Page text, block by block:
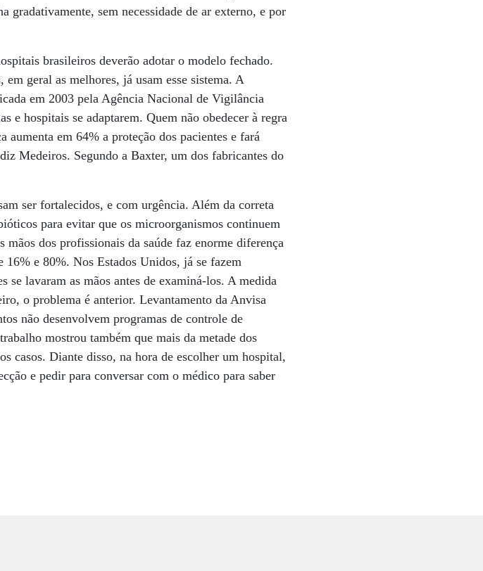
sem necessidade de ar externo, e por
brasileiros deverão adotar o modelo fechado.
geral as melhores, já usam esse sistema. A
em 2003 pela Agência Nacional de Vigilância
e hospitais se adaptarem. Quem não obedecer à regra
aumenta em 64% a proteção dos pacientes e fará
Medeiros. Segundo a Baxter, um dos fabricantes do
ser fortalecidos, e com urgência. Além da correta
para evitar que os microorganismos continuem
mãos dos profissionais da saúde faz enorme diferença
16% e 80%. Nos Estados Unidos, já se fazem
se lavaram as mãos antes de examiná-los. A medida
o problema é anterior. Levantamento da Anvisa
não desenvolvem programas de controle de
mostrou também que mais da metade dos
casos. Diante disso, na hora de escolher um hospital,
e pedir para conversar com o médico para saber